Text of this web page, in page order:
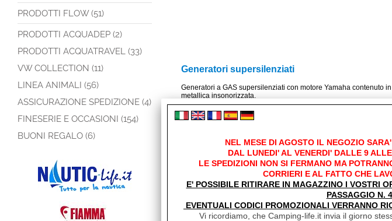
PRODOTTI FLOW (51)
PRODOTTI ACQUADEP (2)
PRODOTTI ACQUATRAVEL (33)
VW COLLECTION (11)
LINEA ANIMALI (56)
ASSICURAZIONE SPEDIZIONE (4)
FINESERIE E OCCASIONI (154)
BUONI REGALO (6)
Generatori supersilenziati
Generatori a GAS supersilenziati con motore Yamaha contenuto
metallica insonorizzata.
Sistema di avviamento elettronico completamente automatico con
comando a distanza con 5 mt di cavo dotato di: conta ore totale e
Carica batteria incorporato 12 Volt/10A.
Fondo estraibile a cassetto per una facile manutenzione del
Il pannello ASP OPZIONALE permette l'accensione e lo
nel caso che il generatore sia collegato ad un carica batteria (230/
Caratteristiche tecniche ENERGY 2510 G
NEL MESE DI AGOSTO IL NEGOZIO
DAL LUNEDI' AL VENERDI' DALLE 9
LE SPEDIZIONI NON SI FERMANO MA
CORRIERI E AL FATTO CHE
E' POSSIBILE RITIRARE IN MAGAZZINO I VOSTRI
PASSAGGIO N.
EVENTUALI CODICI PROMOZIONALI VERRANNO
Vi ricordiamo, che Camping-life.it invia il giorno